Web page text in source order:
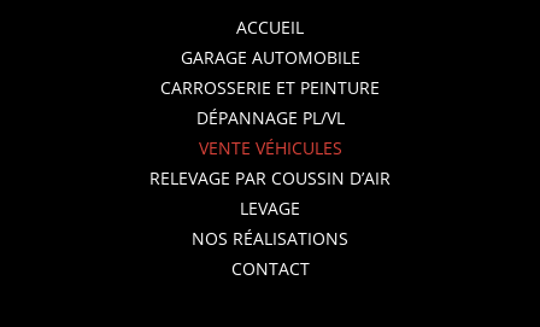
ACCUEIL
GARAGE AUTOMOBILE
CARROSSERIE ET PEINTURE
DÉPANNAGE PL/VL
VENTE VÉHICULES
RELEVAGE PAR COUSSIN D’AIR
LEVAGE
NOS RÉALISATIONS
CONTACT